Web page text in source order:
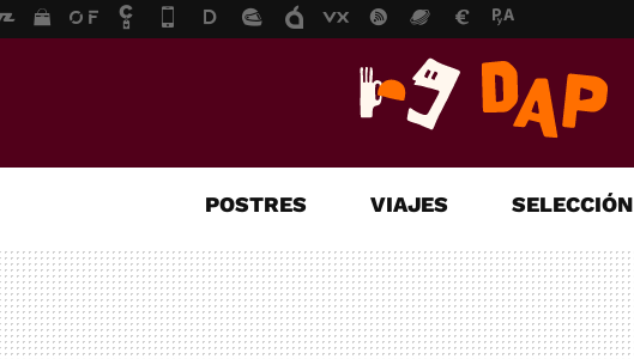
POSTRES VIAJES SELECCIÓN